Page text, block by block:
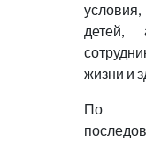
жизни и
По